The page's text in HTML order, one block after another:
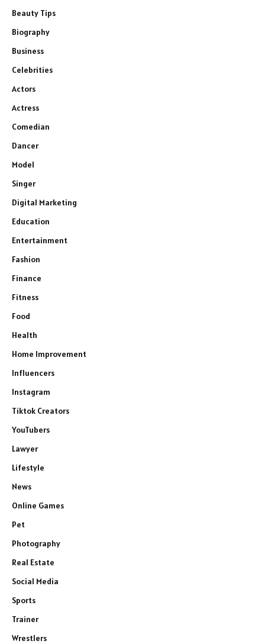
Beauty Tips
Biography
Business
Celebrities
Actors
Actress
Comedian
Dancer
Model
Singer
Digital Marketing
Education
Entertainment
Fashion
Finance
Fitness
Food
Health
Home Improvement
Influencers
Instagram
Tiktok Creators
YouTubers
Lawyer
Lifestyle
News
Online Games
Pet
Photography
Real Estate
Social Media
Sports
Trainer
Wrestlers